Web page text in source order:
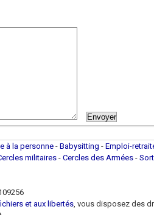
à la personne- Babysitting - Emploi-
militaires- Cercles des Armées -
et aux libertés, vous disposez des